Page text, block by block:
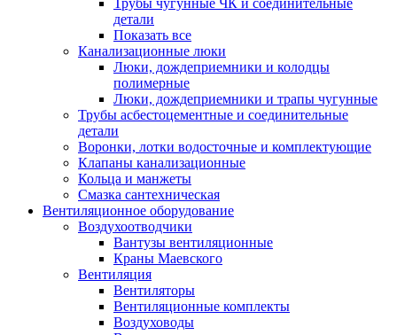
Трубы чугунные ЧК и соединительные
детали
Показать все
Канализационные люки
Люки, дождеприемники и колодцы
полимерные
Люки, дождеприемники и трапы чугунные
Трубы асбестоцементные и соединительные
детали
Воронки, лотки водосточные и комплектующие
Клапаны канализационные
Кольца и манжеты
Смазка сантехническая
Вентиляционное оборудование
Воздухоотводчики
Вантузы вентиляционные
Краны Маевского
Вентиляция
Вентиляторы
Вентиляционные комплекты
Воздуховоды